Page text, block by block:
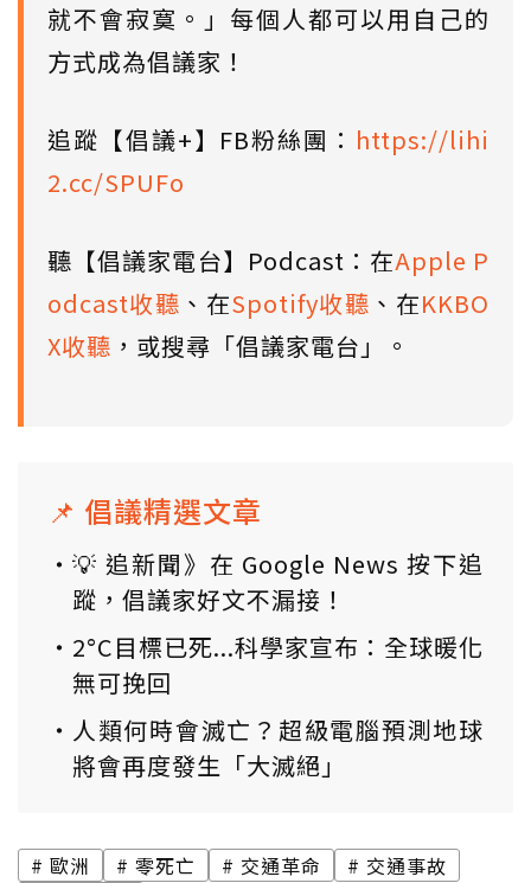
就不會寂寞。」每個人都可以用自己的
方式成為倡議家！
追蹤【倡議+】FB粉絲團： https://lihi
2.cc/SPUFo
聽【倡議家電台】Podcast：在Apple P
odcast收聽 、在Spotify收聽 、在KKBO
X收聽 ，或搜尋「倡議家電台」。
📌 倡議精選文章
💡 追新聞》在 Google News 按下追
蹤，倡議家好文不漏接！
2°C目標已死...科學家宣布：全球暖化
無可挽回
人類何時會滅亡？超級電腦預測地球
將會再度發生「大滅絕」
歐洲 零死亡 交通革命
交通事故